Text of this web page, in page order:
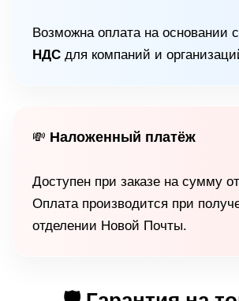
Возможна оплата на основании
НДС для компаний и
💸 Наложенный платёж
Доступен при заказе на сумму от
Оплата производится при
отделении Новой Почты.